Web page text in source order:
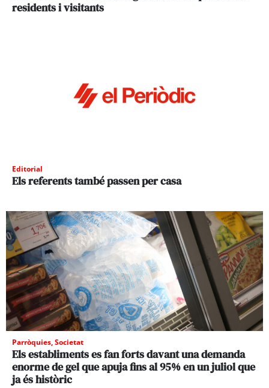
residents i visitants
Editorial
Els referents també passen per casa
Parròquies,Societat
Els establiments es fan forts davant una demanda
enorme de gel que apuja fins al 95% en un juliol que
ja és històric